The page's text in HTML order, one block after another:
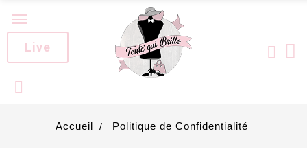
Live
Accueil Politique de Confidentialité